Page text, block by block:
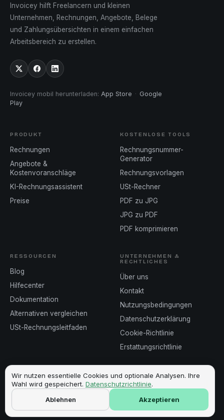
Invoicey hilft Freelancern und kleinen
Unternehmen, Rechnungen, Angebote, Belege
und Zahlungsübersichten in einem einfachen
Arbeitsbereich zu erstellen.
Invoicey mobil herunterladen: App Store · Google
Play
PRODUKT
Rechnungen
Angebote &
Kostenvoranschläge
KI-Rechnungsassistent
Preise
KOSTENLOSE TOOLS
Rechnungsnummer-
Generator
Rechnungsvorlagen
USt-Rechner
PDF zu JPG
JPG zu PDF
PDF komprimieren
RESSOURCEN
Blog
Hilfecenter
Dokumentation
Alternativen vergleichen
USt-Rechnungsleitfaden
UNTERNEHMEN &
RECHTLICHES
Über uns
Kontakt
Nutzungsbedingungen
Datenschutzerklärung
Cookie-Richtlinie
Erstattungsrichtlinie
Invoicey ·
Sichere Zahlungen über Stripe MwSt.-bereit
Wir nutzen essentielle Cookies und optionale Analysen. Ihre
Wahl wird gespeichert. Datenschutzrichtlinie.
Ablehnen
Akzeptieren